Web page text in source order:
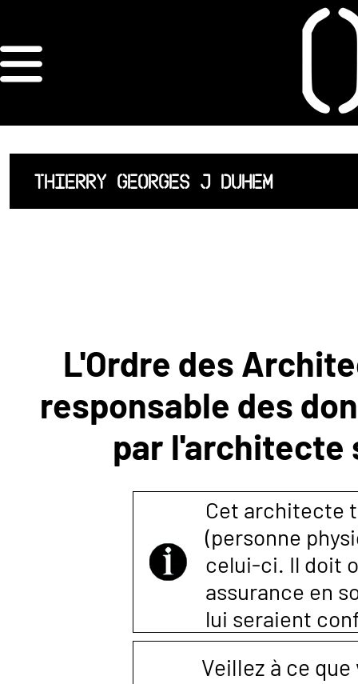
ORDRE DES
ARCHITECTES
ACCUEIL
LISTE DES
NOUS
CONTACTER
THIERRY GEORGES J DUHEM
L'Ordre des
responsable des
par l'architecte
Cet architecte
(personne
celui-ci. Il doit
assurance en
lui seraient
Veillez à ce